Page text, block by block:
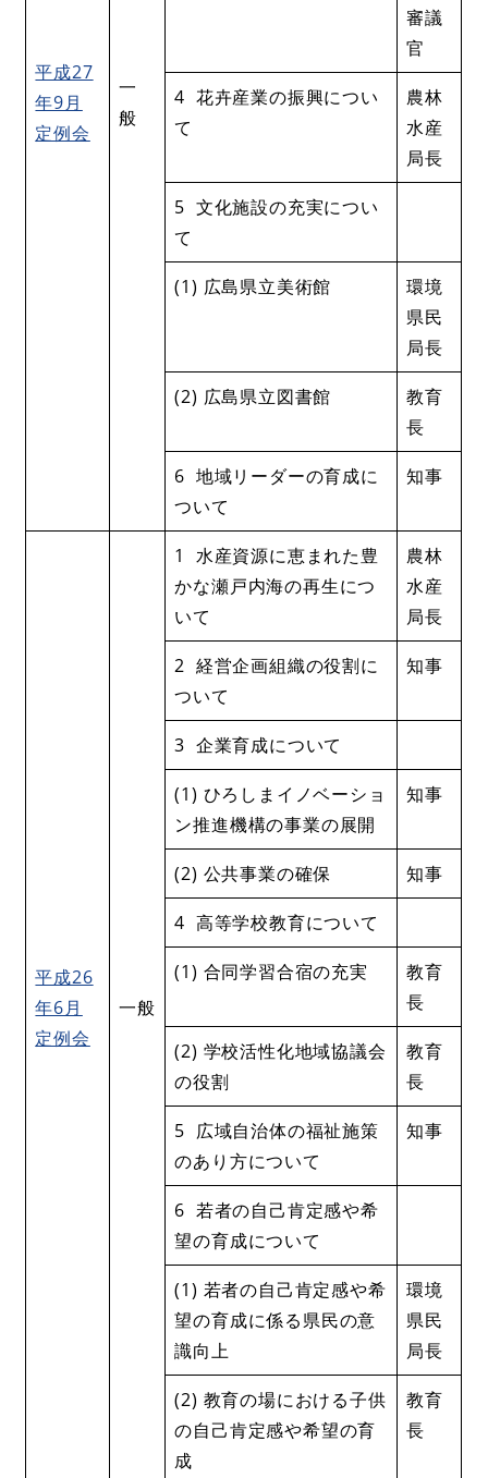
平成27
年9月
定例会
一
般
審議
官
4 花卉産業の振興につい
て
農林
水産
局長
5 文化施設の充実につい
て
(1) 広島県立美術館
環境
県民
局長
(2) 広島県立図書館
教育
長
6 地域リーダーの育成に
ついて
知事
平成26
年6月
定例会
一般
1 水産資源に恵まれた豊
かな瀬戸内海の再生につ
いて
農林
水産
局長
2 経営企画組織の役割に
ついて
知事
3 企業育成について
(1) ひろしまイノベーショ
ン推進機構の事業の展開
知事
(2) 公共事業の確保 知事
4 高等学校教育について
(1) 合同学習合宿の充実
教育
長
(2) 学校活性化地域協議会
の役割
教育
長
5 広域自治体の福祉施策
のあり方について
知事
6 若者の自己肯定感や希
望の育成について
(1) 若者の自己肯定感や希
望の育成に係る県民の意
識向上
環境
県民
局長
(2) 教育の場における子供
の自己肯定感や希望の育
成
教育
長